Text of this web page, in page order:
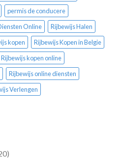
permis de conducere
Online
Rijbewijs Halen
kopen
Rijbewijs Kopen in Belgie
Rijbewijs kopen online
Rijbewijs online diensten
Verlengen